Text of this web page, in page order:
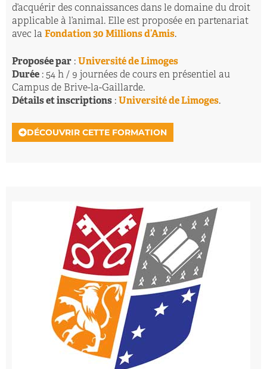
d’acquérir des connaissances dans le domaine du droit
applicable à l’animal. Elle est proposée en partenariat
avec la Fondation 30 Millions d’Amis.
Proposée par : Université de Limoges
Durée : 54 h / 9 journées de cours en présentiel au
Campus de Brive-la-Gaillarde.
Détails et inscriptions : Université de Limoges.
DÉCOUVRIR CETTE FORMATION